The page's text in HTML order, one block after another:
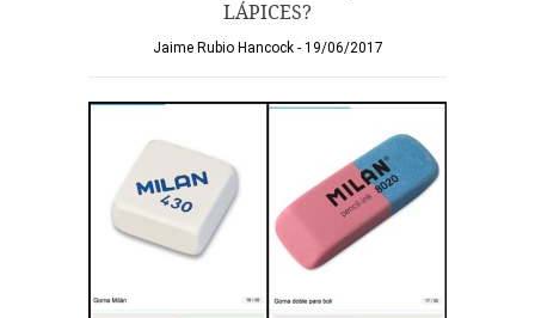
LÁPICES?
Jaime Rubio Hancock 19/06/2017